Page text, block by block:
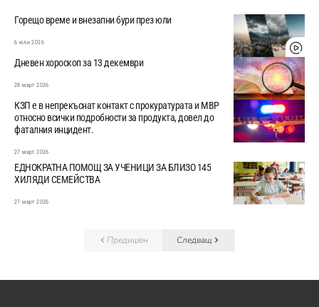
Горещо време и внезапни бури през юли
6 юли 2026
Дневен хороскоп за 13 декември
28 март 2026
КЗП е в непрекъснат контакт с прокуратурата и МВР
относно всички подробности за продукта, довел до
фаталния инцидент.
27 март 2026
ЕДНОКРАТНА ПОМОЩ ЗА УЧЕНИЦИ ЗА БЛИЗО 145
ХИЛЯДИ СЕМЕЙСТВА
27 март 2026
Предишен Следващ